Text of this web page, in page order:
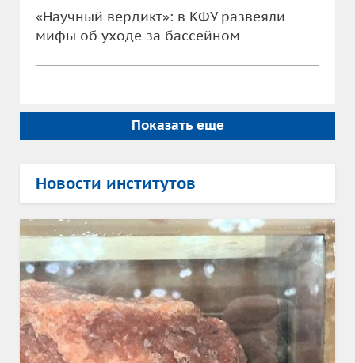
«Научный вердикт»: в КФУ развеяли
мифы об уходе за бассейном
Показать еще
Новости институтов